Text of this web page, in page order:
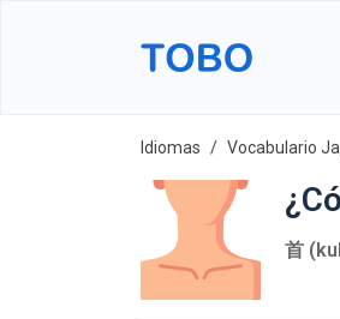
Idiomas Vocabulario
首